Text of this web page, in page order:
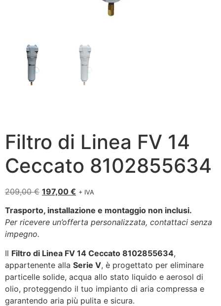
Filtro di Linea FV 14
Ceccato 8102855634
209,00€ 197,00 € + IVA
Trasporto, installazione e montaggio non inclusi.
Per ricevere un’offerta personalizzata, contattaci senza
impegno.
Il Filtro di Linea FV 14 Ceccato 8102855634,
appartenente alla Serie V, è progettato per eliminare
particelle solide, acqua allo stato liquido e aerosol di
olio, proteggendo il tuo impianto di aria compressa e
garantendo aria più pulita e sicura.